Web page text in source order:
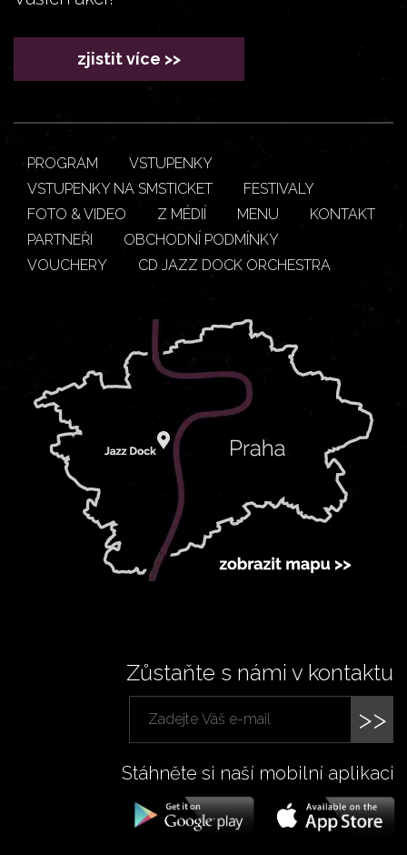
zjistit více >>
PROGRAM
VSTUPENKY
VSTUPENKY NA SMSTICKET
FESTIVALY
FOTO & VIDEO
Z MÉDIÍ MENU
KONTAKT
PARTNEŘI
OBCHODNÍ PODMÍNKY
VOUCHERY
CD JAZZ DOCK ORCHESTRA
Zůstaňte s námi v kontaktu
>>
Stáhněte si naší mobilní aplikaci